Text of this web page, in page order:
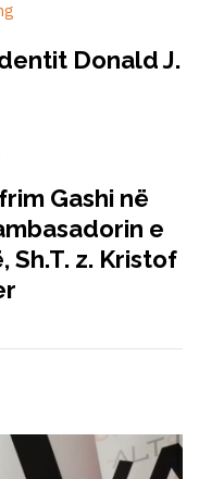
Donald J.
Gashi në
e
Sh.T. z. Kristof